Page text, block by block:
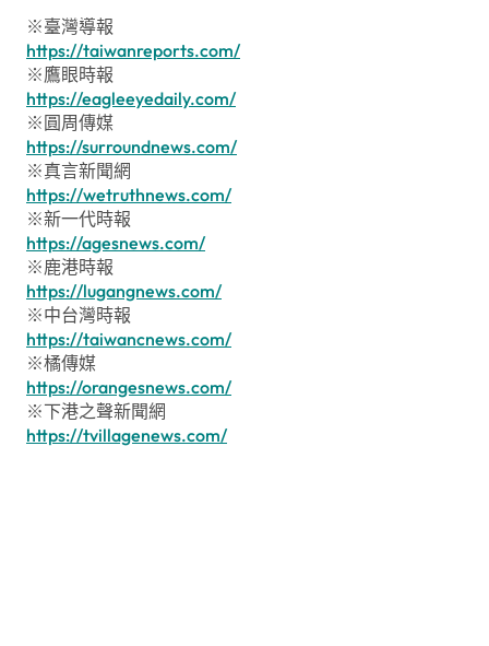
※臺灣導報
https://taiwanreports.com/
※鷹眼時報
https://eagleeyedaily.com/
※圓周傳媒
https://surroundnews.com/
※真言新聞網
https://wetruthnews.com/
※新一代時報
https://agesnews.com/
※鹿港時報
https://lugangnews.com/
※中台灣時報
https://taiwancnews.com/
※橘傳媒
https://orangesnews.com/
※下港之聲新聞網
https://tvillagenews.com/